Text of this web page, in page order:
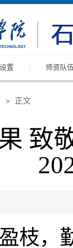
置 师资队
> 正文
枝，